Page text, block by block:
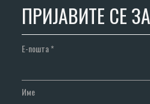
ПРИЈАВИТЕ СЕ ЗА
Е-пошта*
Име